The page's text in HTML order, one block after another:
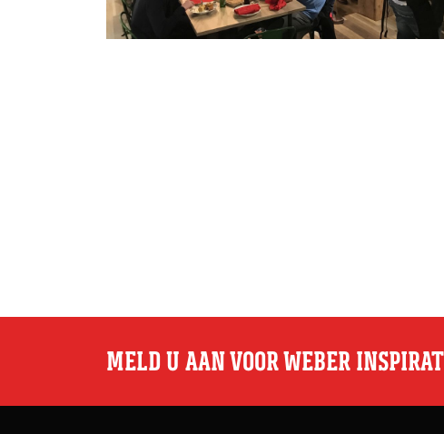
MELD U AAN VOOR WEBER